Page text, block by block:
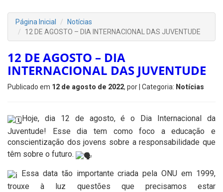
Página Inicial
Notícias
12 DE AGOSTO – DIA INTERNACIONAL DAS JUVENTUDE
12 DE AGOSTO – DIA
INTERNACIONAL DAS JUVENTUDE
Publicado em 12 de agosto de 2022, por | Categoria: Notícias
Hoje, dia 12 de agosto, é o Dia Internacional da
Juventude! Esse dia tem como foco a educação e
conscientização dos jovens sobre a responsabilidade que
têm sobre o futuro.
Essa data tão importante criada pela ONU em 1999,
trouxe à luz questões que precisamos estar